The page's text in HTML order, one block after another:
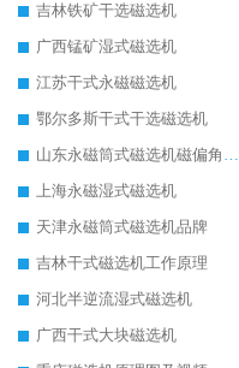
吉林铁矿干选磁选机
广西锰矿湿式磁选机
江苏干式永磁磁选机
鄂尔多斯干式干选磁选机
山东永磁筒式磁选机磁偏角怎么调整
上海永磁湿式磁选机
天津永磁筒式磁选机品牌
吉林干式磁选机工作原理
河北半逆流湿式磁选机
广西干式大块磁选机